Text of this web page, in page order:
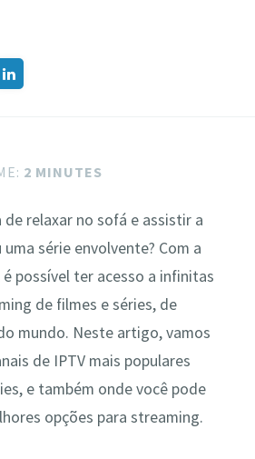
2 MINUTES
relaxar no sofá e assistir a
série envolvente? Com a
possível ter acesso a infinitas
de filmes e séries, de
mundo. Neste artigo, vamos
de IPTV mais populares
e também onde você pode
opções para streaming.